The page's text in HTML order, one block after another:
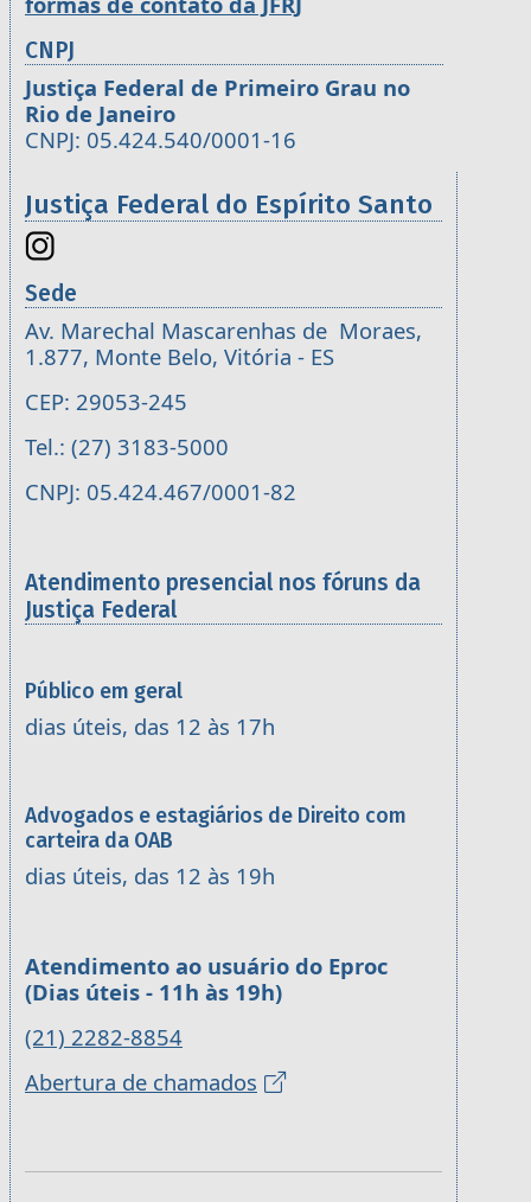
CNPJ
Justiça Federal de Primeiro Grau no
Rio de Janeiro
CNPJ: 05.424.540/0001-16
Justiça Federal do Espírito Santo
Sede
Av. Marechal Mascarenhas de Moraes,
1.877, Monte Belo, Vitória - ES
CEP: 29053-245
Tel.: (27) 3183-5000
CNPJ: 05.424.467/0001-82
Atendimento presencial nos fóruns da
Justiça Federal
Público em geral
dias úteis, das 12 às 17h
Advogados e estagiários de Direito com
carteira da OAB
dias úteis, das 12 às 19h
Atendimento ao usuário do Eproc
(Dias úteis - 11h às 19h)
(21) 2282-8854
Abertura de chamados